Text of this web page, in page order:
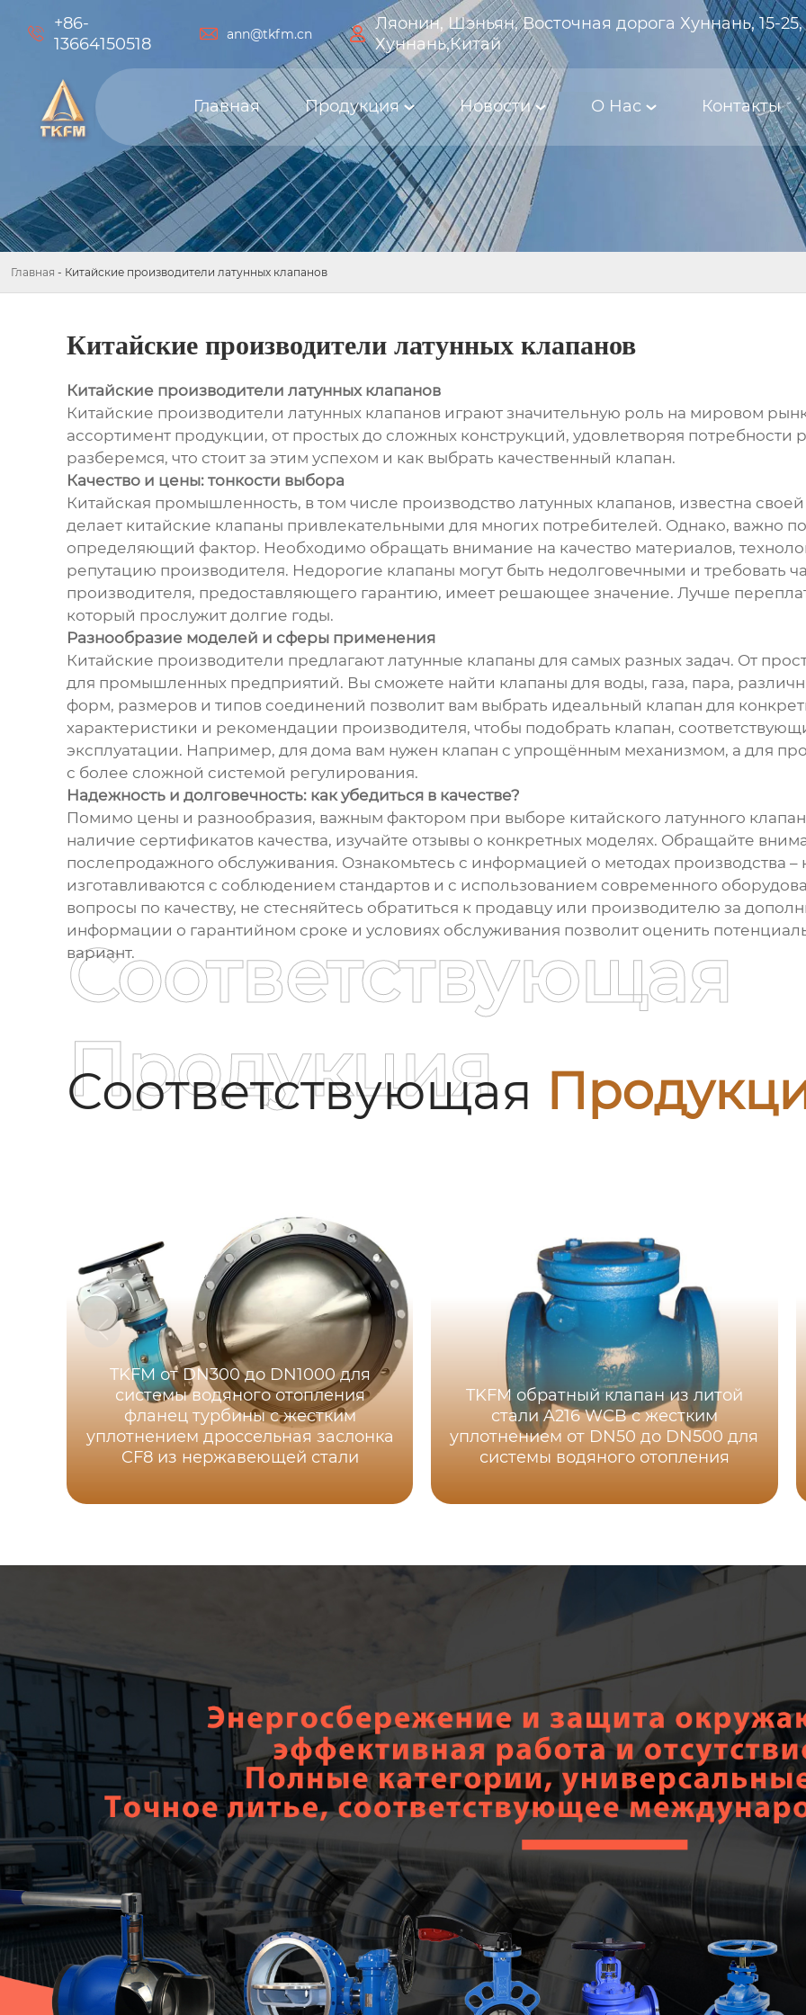

+86-
13664150518
 ann@tkfm.cn 
Ляонин, Шэньян, Восточная дорога Хуннань, 15-
Хуннань,Китай
Главная Продукция Новости О Hас Контакты
Главная - Китайские производители латунных клапанов
Китайские производители латунных клапанов
Китайские производители латунных клапанов
Китайские производители латунных клапанов играют значительную роль на мировом
ассортимент продукции, от простых до сложных конструкций, удовлетворяя потребности
разберемся, что стоит за этим успехом и как выбрать качественный клапан.
Качество и цены: тонкости выбора
Китайская промышленность, в том числе производство латунных клапанов, известна
делает китайские клапаны привлекательными для многих потребителей. Однако, важно
определяющий фактор. Необходимо обращать внимание на качество материалов,
репутацию производителя. Недорогие клапаны могут быть недолговечными и требовать
производителя, предоставляющего гарантию, имеет решающее значение. Лучше
который прослужит долгие годы.
Разнообразие моделей и сферы применения
Китайские производители предлагают латунные клапаны для самых разных задач. От
для промышленных предприятий. Вы сможете найти клапаны для воды, газа, пара,
форм, размеров и типов соединений позволит вам выбрать идеальный клапан для
характеристики и рекомендации производителя, чтобы подобрать клапан,
эксплуатации. Например, для дома вам нужен клапан с упрощённым механизмом, а для
с более сложной системой регулирования.
Надежность и долговечность: как убедиться в качестве?
Помимо цены и разнообразия, важным фактором при выборе китайского латунного
наличие сертификатов качества, изучайте отзывы о конкретных моделях. Обращайте
послепродажного обслуживания. Ознакомьтесь с информацией о методах производства
изготавливаются с соблюдением стандартов и с использованием современного
вопросы по качеству, не стесняйтесь обратиться к продавцу или производителю за
информации о гарантийном сроке и условиях обслуживания позволит оценить
вариант.
Соответствующая
Соответствующая
Продукция
TKFM от DN300 до DN1000 для
системы водяного отопления
фланец турбины с жестким
уплотнением дроссельная заслонка
CF8 из нержавеющей стали
TKFM обратный клапан из литой
стали A216 WCB с жестким
уплотнением от DN50 до DN500 для
системы водяного отопления